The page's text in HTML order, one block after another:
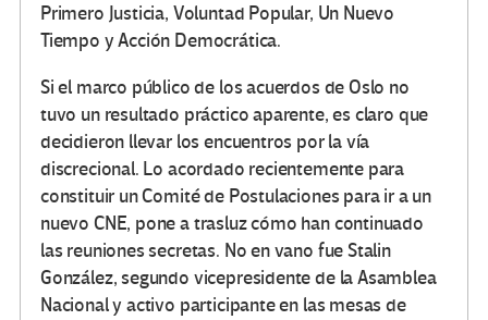
Primero Justicia, Voluntad Popular, Un Nuevo
Tiempo y Acción Democrática.
Si el marco público de los acuerdos de Oslo no
tuvo un resultado práctico aparente, es claro que
decidieron llevar los encuentros por la vía
discrecional. Lo acordado recientemente para
constituir un Comité de Postulaciones para ir a un
nuevo CNE, pone a trasluz cómo han continuado
las reuniones secretas. No en vano fue Stalin
González, segundo vicepresidente de la Asamblea
Nacional y activo participante en las mesas de